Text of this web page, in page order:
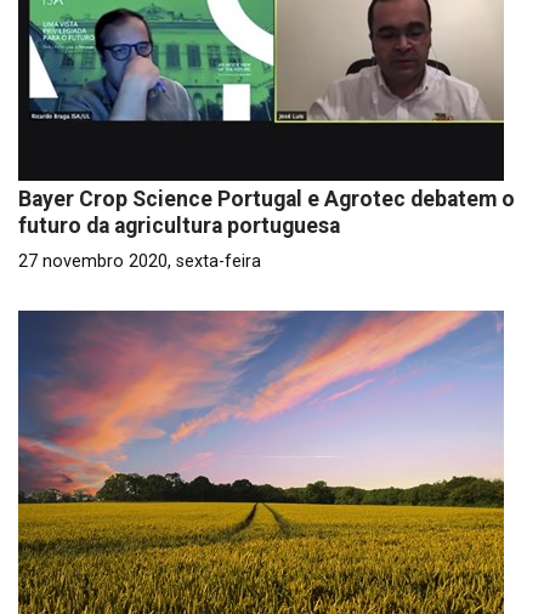
Bayer Crop Science Portugal e Agrotec debatem o
futuro da agricultura portuguesa
27 novembro 2020, sexta-feira